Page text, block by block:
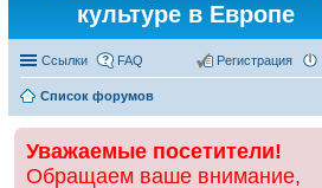
культуре в Европе
Ссылки FAQ Регистрация
Список форумов
Уважаемые посетители!
Обращаем ваше внимание,